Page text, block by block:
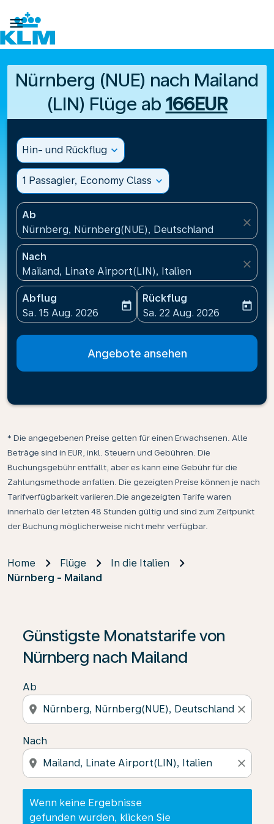

Nürnberg (NUE) nach Mailand
(LIN) Flüge ab 166EUR
Hin- und Rückflug expand_more
1 Passagier, Economy Class expand_more
Ab
Nürnberg, Nürnberg(NUE), Deutschland
close
Nach
Mailand, Linate Airport(LIN), Italien
close
Abflug
fc-booking-departure-date-aria-label
Sa. 15 Aug. 2026
today
Rückflug
fc-booking-return-date-
Sa. 22 Aug. 2026
today
Angebote ansehen
* Die angegebenen Preise gelten für einen Erwachsenen. Alle
Beträge sind in EUR, inkl. Steuern und Gebühren. Die
Buchungsgebühr entfällt, aber es kann eine Gebühr für die
Zahlungsmethode anfallen. Die gezeigten Preise können je nach
Tarifverfügbarkeit variieren.Die angezeigten Tarife waren
innerhalb der letzten 48 Stunden gültig und sind zum Zeitpunkt
der Buchung möglicherweise nicht mehr verfügbar.
Home Flüge
In die Italien
Nürnberg - Mailand
Günstigste Monatstarife von
Nürnberg nach Mailand
Ab
location_on close
Nach
location_on close
Wenn keine Ergebnisse
gefunden wurden, klicken Sie
Wenn keine Ergebnisse gefunden wurden, klicken